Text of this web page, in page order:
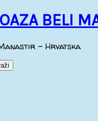
BELI
- Hrvatska